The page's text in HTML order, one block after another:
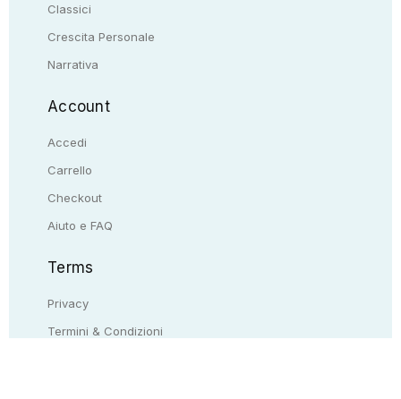
Classici
Crescita Personale
Narrativa
Account
Accedi
Carrello
Checkout
Aiuto e FAQ
Terms
Privacy
Termini & Condizioni